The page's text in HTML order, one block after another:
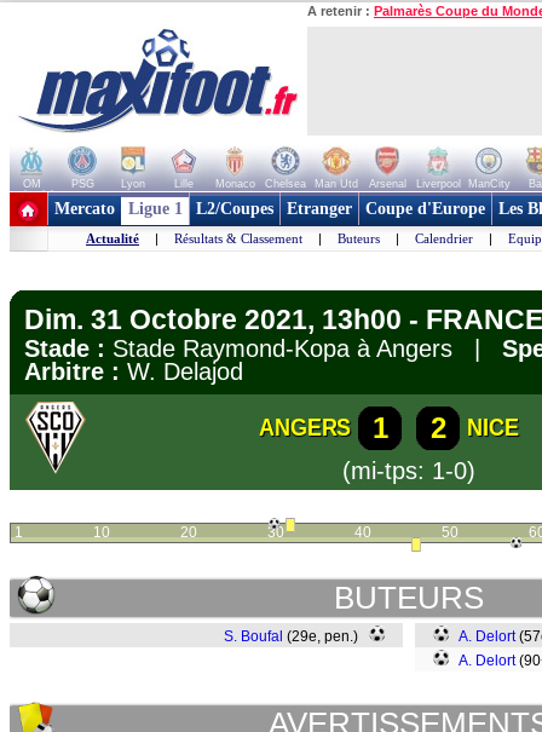
A retenir : Palmarès Coupe du
OM PSG Lyon Lille Monaco Chelsea Man Utd Arsenal Liverpool ManCity
+ de clubs
Mercato Ligue 1 L2/Coupes Etranger Coupe d'Europe Les
Actualité | Résultats & Classement | Buteurs | Calendrier |
Dim. 31 Octobre 2021, 13h00 -
Stade : Stade Raymond-Kopa à Angers |
Arbitre : W. Delajod
ANGERS 1 2
NICE
(mi-tps: 1-0)
1 10 20 30 40 50
BUTEURS
S. Boufal (29e, pen.) A. Delort
A. Delort